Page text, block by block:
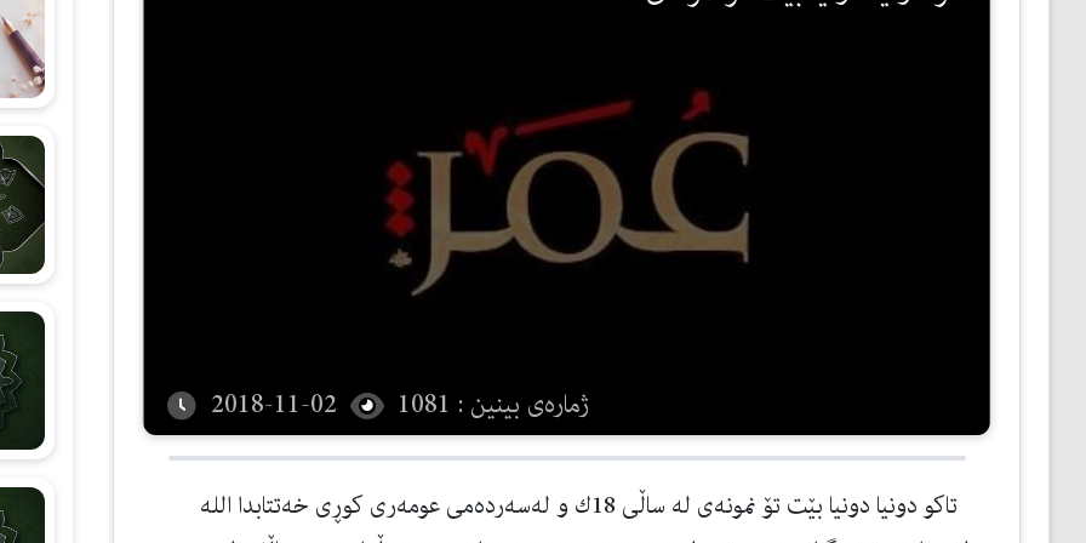
بەبیرداهاتن
ژمارەی بینین : 1081 2018-11-02
تاكو دونیا دونیا بێت تۆ نمونه‌ی له‌ ساڵی 18ك و له‌سه‌رده‌می عومه‌ری كوڕی خه‌تتابدا الله